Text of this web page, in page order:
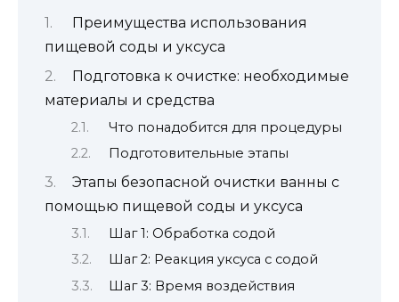
Преимущества использования
пищевой соды и уксуса
Подготовка к очистке: необходимые
материалы и средства
Что понадобится для процедуры
Подготовительные этапы
Этапы безопасной очистки ванны с
помощью пищевой соды и уксуса
Шаг 1: Обработка содой
Шаг 2: Реакция уксуса с содой
Шаг 3: Время воздействия